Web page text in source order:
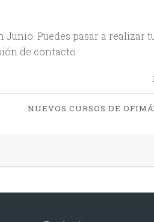
Puedes pasar a realizar
de contacto.
NUEVOS CURSOS DE